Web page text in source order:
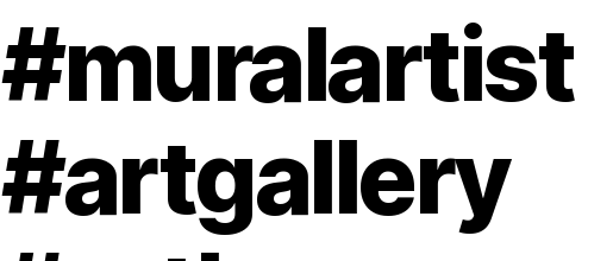
#muralartist
#artgallery